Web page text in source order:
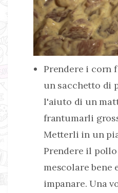
Prendere i corn
un sacchetto di
l'aiuto di un
frantumarli
Metterli in un
Prendere il
mescolare bene
impanare. Una